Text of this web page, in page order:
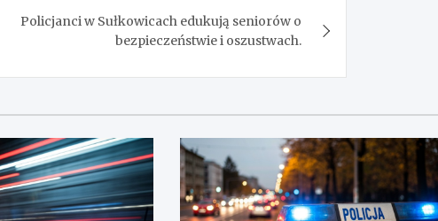
Policjanci w Sułkowicach edukują seniorów o
bezpieczeństwie i oszustwach.